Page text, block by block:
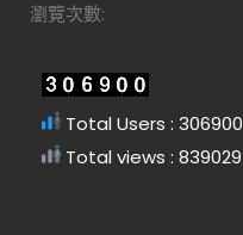
瀏覽次數:
Total Users : 306900
Total views : 839029